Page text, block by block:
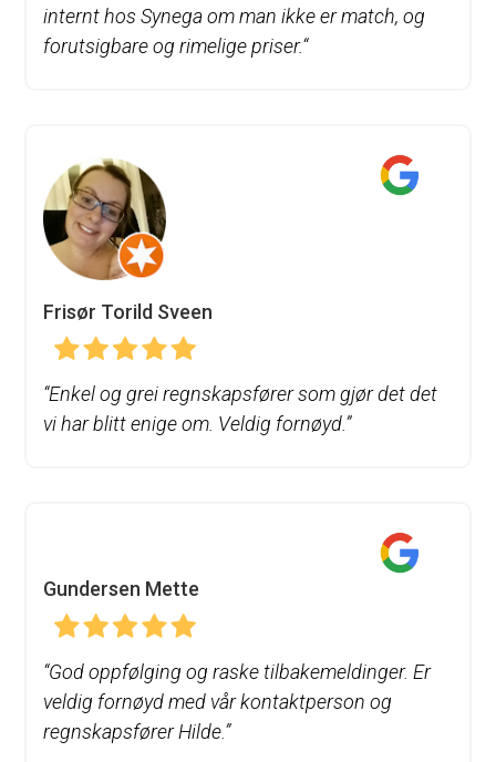
internt hos Synega om man ikke er match, og
forutsigbare og rimelige priser.“
Frisør Torild Sveen
“Enkel og grei regnskapsfører som gjør det det
vi har blitt enige om. Veldig fornøyd.”
Gundersen Mette
“God oppfølging og raske tilbakemeldinger. Er
veldig fornøyd med vår kontaktperson og
regnskapsfører Hilde.”